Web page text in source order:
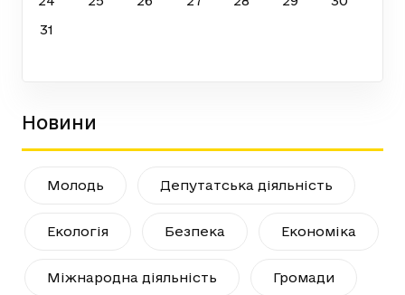
31
Новини
Молодь Депутатська діяльність
Екологія Безпека Економіка
Міжнародна діяльність Громади